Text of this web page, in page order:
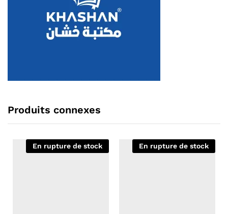
Produits connexes
En rupture de stock En rupture de stock